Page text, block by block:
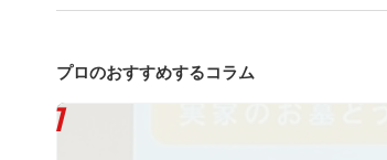
プロのおすすめするコラム